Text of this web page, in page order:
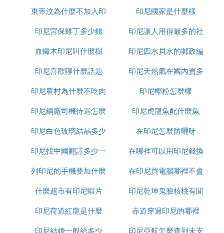
不同，導致在印尼使用中國的手機卡可能會遇到一些
問題。例如，你提到的情況，即只能撥打緊急電話，
這通常是因為網路兼容性的問題，而非手機本身的問
為了更好地解決這個問題，你可以嘗試聯系運營商尋
求幫助。運營商可能會提供一些技術支持，幫助你解
三方的網路優化服務，這些服務可能能夠幫助你在印
尼更好地使用中國的手機卡。
另外，你也可以考慮購買一些當地的小額流量套餐，
這可以在一定程度上解決緊急情況下的通信需求。當
然，如果你經常在印尼使用手機，建議還是更換當地
的手機卡，以獲得更好的使用體驗和更穩定的信號。
值得注意的是，不同國家的運營商網路設置存在差
異，這可能會導致手機在不同國家使用時出現一些問
東帝汶為什麼不加入印
尼
印尼國家是什麼樣
印尼宮保雞丁多少錢
印尼讓人用得最多的社
交軟體是什麼意思
血蠍木印尼叫什麼樹
印尼四水貝水的郵政編
碼是多少
印尼喜歡聊什麼話題
印尼天然氣在國內賣多
少錢
印尼農村為什麼不吃肉
印尼椰粉怎麼樣
印尼鋼廠司機待遇怎麼
樣
印尼虎龍魚配什麼魚
印尼白色玻璃結晶多少
錢一平方
在印尼怎麼防曬呀
印尼找中國翻譯多少一
天
在哪裡可以用印尼錢換
人民幣
列印尼的手機要加什麼
在印尼買電腦哪裡不會
受騙
什麼超市有印尼蝦片
印尼乾坤鬼臉核桃有聞
怎麼處理
印尼荷道紅龍是什麼
赤道穿過印尼的哪裡
印尼結婚一般給多少
印尼亞航怎麼查到未支